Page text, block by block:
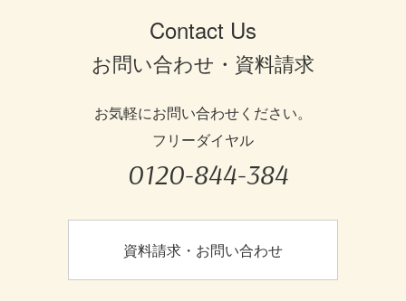
Contact Us
お問い合わせ・資料請求
お気軽にお問い合わせください。
フリーダイヤル
0120-844-384
資料請求・お問い合わせ